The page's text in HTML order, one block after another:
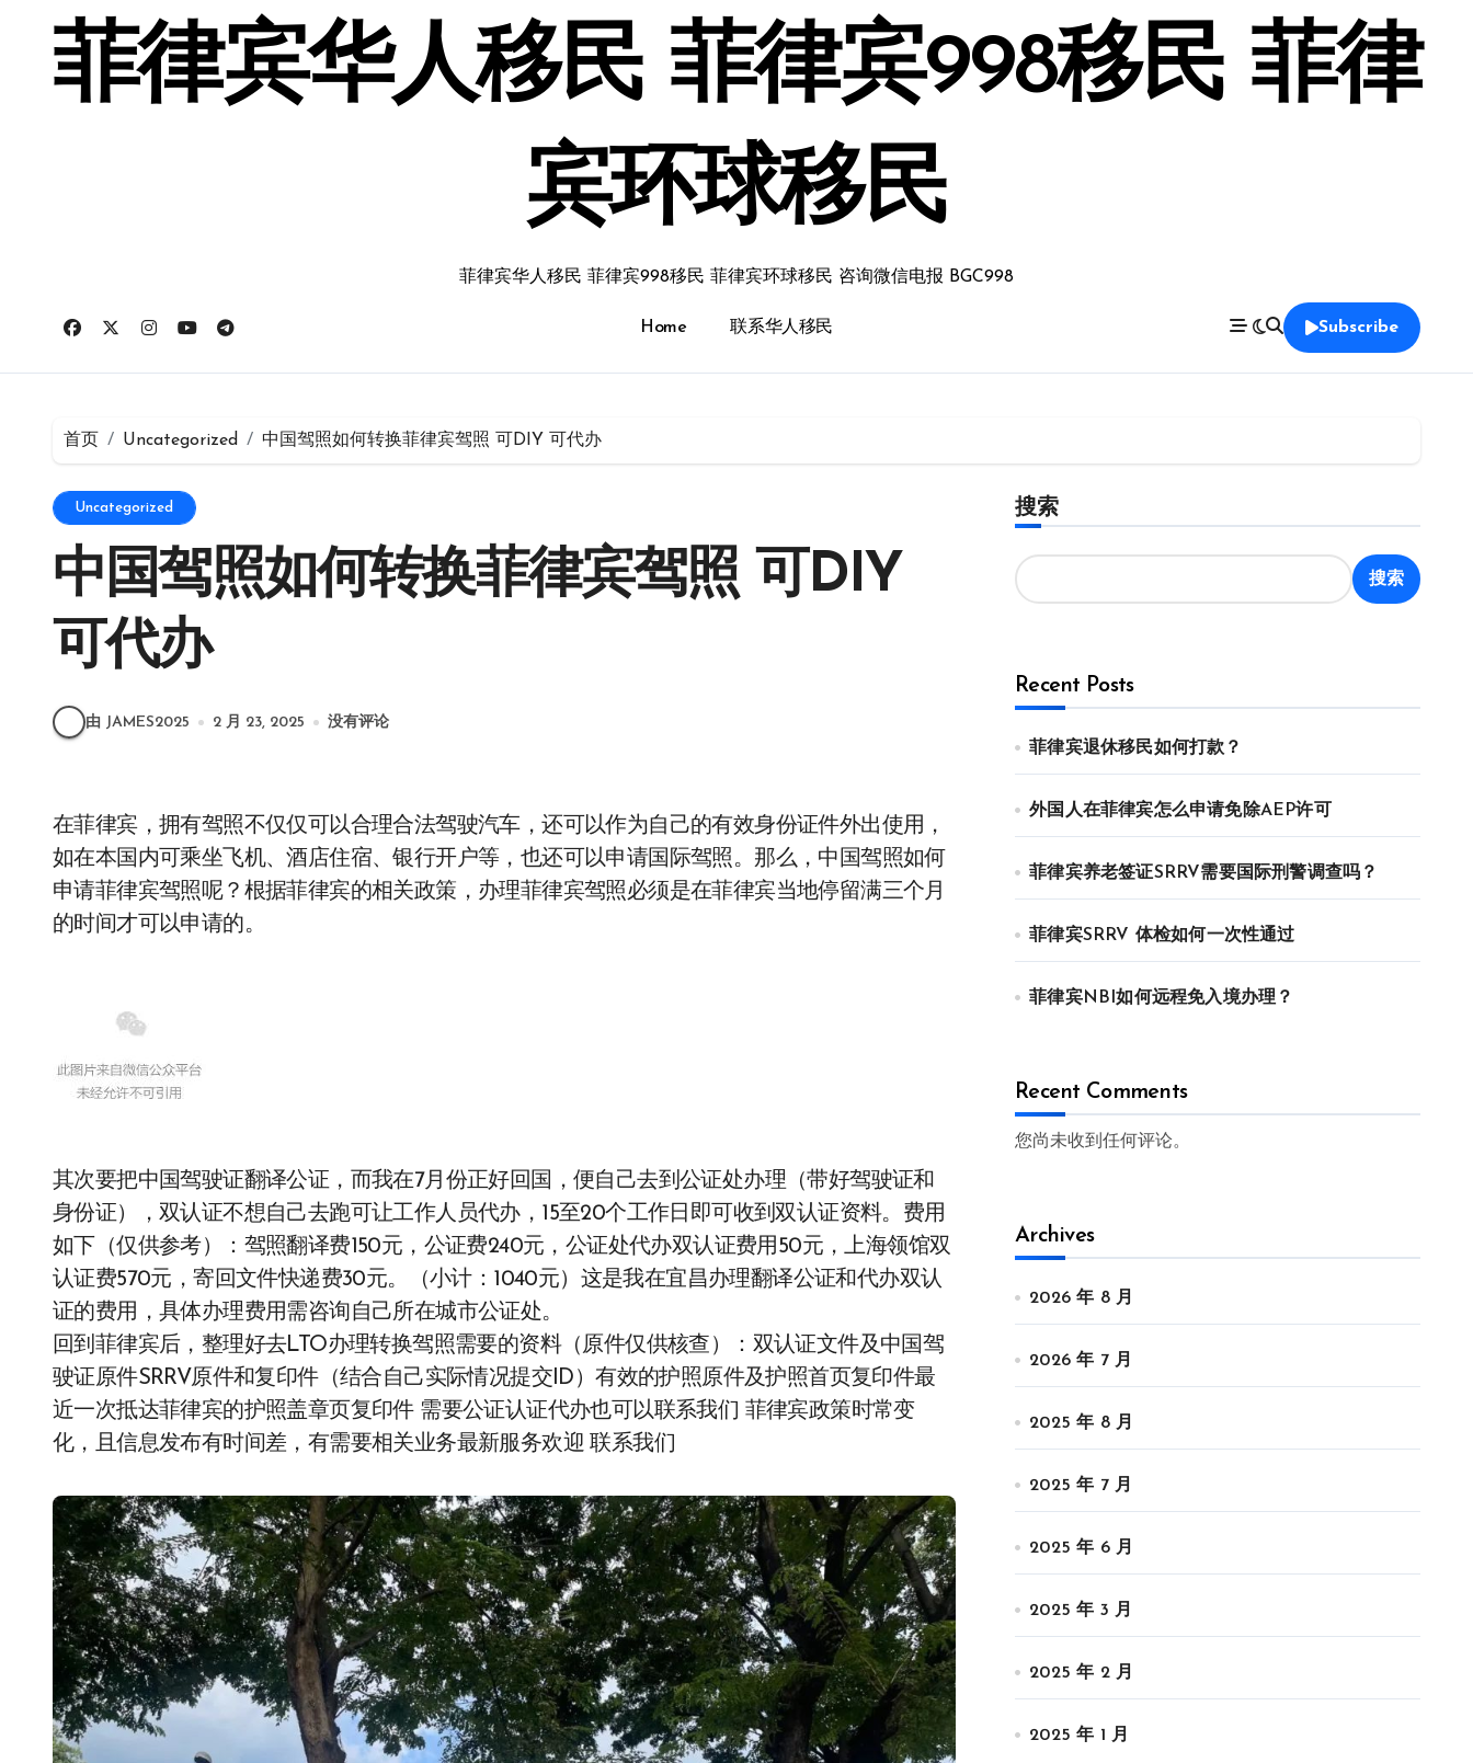
菲律宾华人移民 菲律宾998移民 菲律
宾环球移民
菲律宾华人移民 菲律宾998移民 菲律宾环球移民 咨询微信电报 BGC998
Home 联系华人移民 Subscribe
首页 Uncategorized 中国驾照如何转换菲律宾驾照 可DIY 可代办
Uncategorized
中国驾照如何转换菲律宾驾照 可DIY
可代办
由 JAMES2025 2 月 23, 2025 没有评论
在菲律宾，拥有驾照不仅仅可以合理合法驾驶汽车，还可以作为自己的有效身份证件外出使用，
如在本国内可乘坐飞机、酒店住宿、银行开户等，也还可以申请国际驾照。那么，中国驾照如何
申请菲律宾驾照呢？根据菲律宾的相关政策，办理菲律宾驾照必须是在菲律宾当地停留满三个月
的时间才可以申请的。
其次要把中国驾驶证翻译公证，而我在7月份正好回国，便自己去到公证处办理（带好驾驶证和
身份证），双认证不想自己去跑可让工作人员代办，15至20个工作日即可收到双认证资料。费用
如下（仅供参考）：驾照翻译费150元，公证费240元，公证处代办双认证费用50元，上海领馆双
认证费570元，寄回文件快递费30元。（小计：1040元）这是我在宜昌办理翻译公证和代办双认
证的费用，具体办理费用需咨询自己所在城市公证处。
回到菲律宾后，整理好去LTO办理转换驾照需要的资料（原件仅供核查）：双认证文件及中国驾
驶证原件SRRV原件和复印件（结合自己实际情况提交ID）有效的护照原件及护照首页复印件最
近一次抵达菲律宾的护照盖章页复印件 需要公证认证代办也可以联系我们 菲律宾政策时常变
化，且信息发布有时间差，有需要相关业务最新服务欢迎 联系我们
搜索
搜索
Recent Posts
菲律宾退休移民如何打款？
外国人在菲律宾怎么申请免除AEP许可
菲律宾养老签证SRRV需要国际刑警调查吗？
菲律宾SRRV 体检如何一次性通过
菲律宾NBI如何远程免入境办理？
Recent Comments
您尚未收到任何评论。
Archives
2026 年 8 月
2026 年 7 月
2025 年 8 月
2025 年 7 月
2025 年 6 月
2025 年 3 月
2025 年 2 月
2025 年 1 月